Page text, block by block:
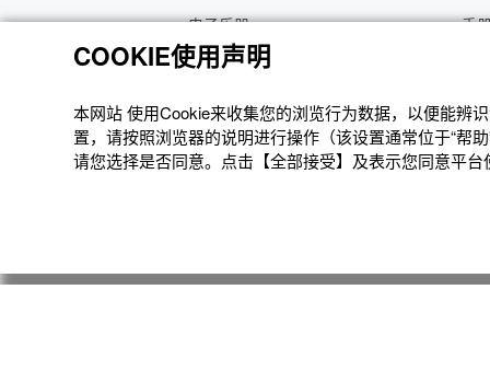
电子乐器
函数计算器
电子辞典
Moflin
手
修
COOKIE使用声明
本网站 使⽤Cookie来收集您的浏览⾏为数据，以便能辨
置，请按照浏览器的说明进⾏操作（该设置通常位于“帮
请您选择是否同意。点击【全部接受】及表示您同意平